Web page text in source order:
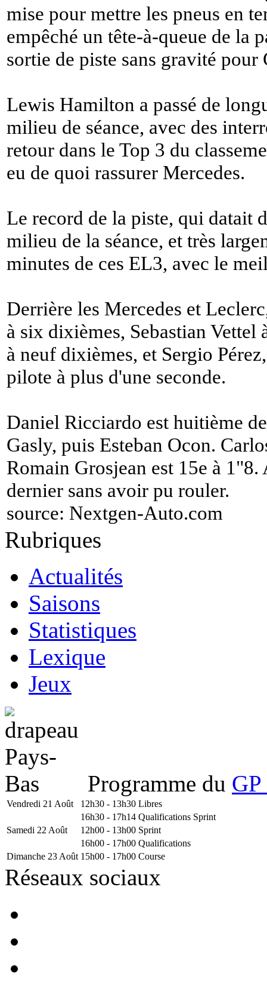
mise pour mettre les pneus en
empêché un tête-à-queue de la
sortie de piste sans gravité pour
Lewis Hamilton a passé de
milieu de séance, avec des
retour dans le Top 3 du
eu de quoi rassurer Mercedes.
Le record de la piste, qui datait
milieu de la séance, et très
minutes de ces EL3, avec le
Derrière les Mercedes et
à six dixièmes, Sebastian
à neuf dixièmes, et Sergio
pilote à plus d'une seconde.
Daniel Ricciardo est huitième
Gasly, puis Esteban Ocon.
Romain Grosjean est 15e à
dernier sans avoir pu rouler.
source: Nextgen-Auto.com
Rubriques
Actualités
Saisons
Statistiques
Lexique
Jeux
Programme du
Vendredi 21 Août 12h30 - 13h30 Libres
16h30 - 17h14 Qualifications Sprint
Samedi 22 Août
12h00 - 13h00 Sprint
16h00 - 17h00 Qualifications
Dimanche 23 Août 15h00 - 17h00 Course
Réseaux sociaux